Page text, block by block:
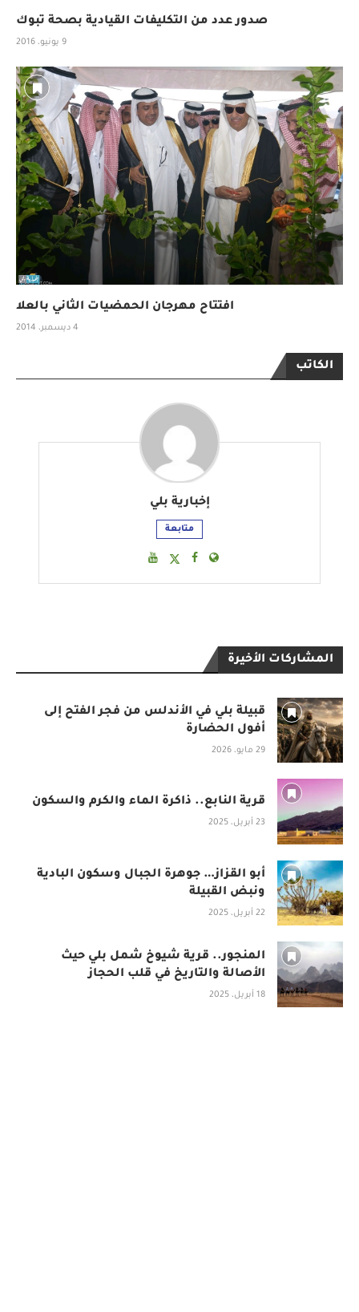
صدور عدد من التكليفات القيادية بصحة تبوك
9 يونيو، 2016
افتتاح مهرجان الحمضيات الثاني بالعلا
4 ديسمبر، 2014
الكاتب
إخبارية بلي
متابعة
المشاركات الأخيرة
قبيلة بلي في الأندلس من فجر الفتح إلى
أفول الحضارة
29 مايو، 2026
قرية النابع.. ذاكرة الماء والكرم والسكون
23 أبريل، 2025
أبو القزاز… جوهرة الجبال وسكون البادية
ونبض القبيلة
22 أبريل، 2025
المنجور.. قرية شيوخ شمل بلي حيث
الأصالة والتاريخ في قلب الحجاز
18 أبريل، 2025